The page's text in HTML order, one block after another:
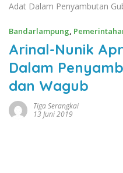
Adat Dalam Penyambutan
Bandarlampung,
Arinal-Nunik
Dalam
dan Wagub
Tiga Serangkai
13 Juni 2019